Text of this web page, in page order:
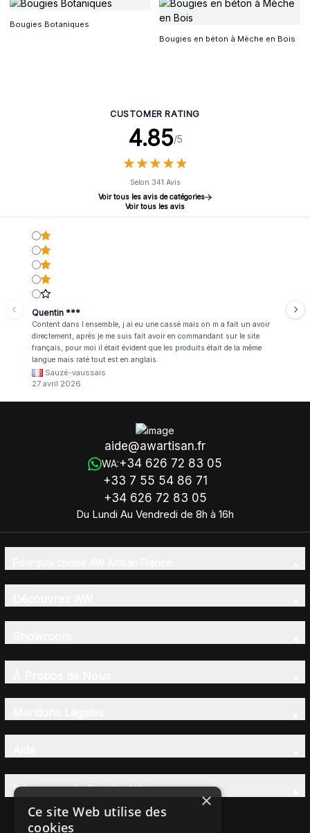
Bougies Botaniques
Bougies en béton à Mèche en Bois
CUSTOMER RATING
4.85/5
★★★★★
★★★★★
Selon 341 Avis
Voir tous les avis de catégories
Voir tous les avis
Quentin ***
Content dans l ensemble, j ai eu une cassé mais on m a fait un avoir
directement, après je me suis fait avoir en commandant sur le site
français, pour moi il était évident que les produits était de la même
langue mais raté tout est en anglais.
Sauzé-vaussais
27 avril 2026
aide@awartisan.fr
WA:+34 626 72 83 05
+33 7 55 54 86 71
+34 626 72 83 05
Du Lundi Au Vendredi de 8h à 16h
Découvrez la Famille AW
×
Ce site Web utilise des
cookies